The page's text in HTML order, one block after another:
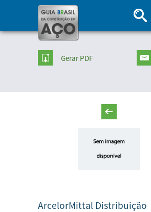
Gerar PDF
ArcelorMittal Distribuição